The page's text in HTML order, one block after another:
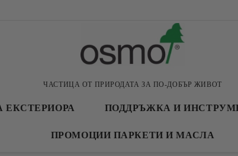
ЧАСТИЦА ОТ ПРИРОДАТА ЗА ПО-ДОБЪР ЖИВОТ
ЕКСТЕРИОРА ПОДДРЪЖКА И
ПРОМОЦИИ ПАРКЕТИ И МАСЛА